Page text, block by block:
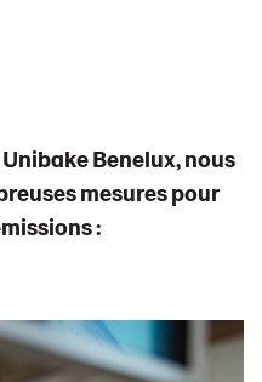
Benelux, nous
mesures pour
: